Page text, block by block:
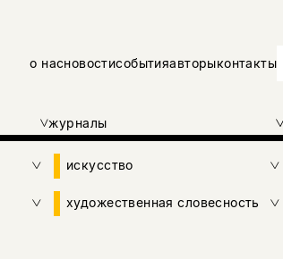
о насновостисобытияавторыконтакты
журналы
искусство
художественная словесность